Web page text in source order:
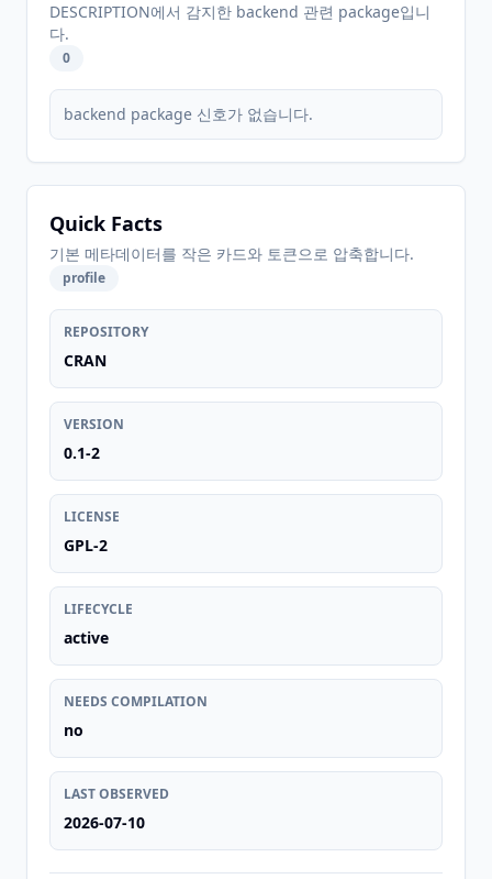
DESCRIPTION에서 감지한 backend 관련 package입니
다.
0
backend package 신호가 없습니다.
Quick Facts
기본 메타데이터를 작은 카드와 토큰으로 압축합니다.
profile
REPOSITORY
CRAN
VERSION
0.1-2
LICENSE
GPL-2
LIFECYCLE
active
NEEDS COMPILATION
no
LAST OBSERVED
2026-07-10